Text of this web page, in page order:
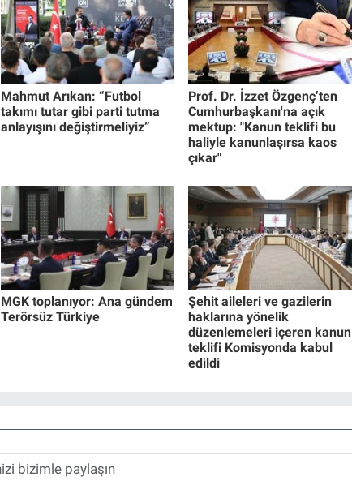
Mahmut Arıkan: “Futbol
takımı tutar gibi parti tutma
anlayışını değiştirmeliyiz”
Prof. Dr. İzzet Özgenç’ten
Cumhurbaşkanı'na açık
mektup: "Kanun teklifi bu
haliyle kanunlaşırsa kaos
çıkar"
MGK toplanıyor: Ana gündem
Terörsüz Türkiye
Şehit aileleri ve gazilerin
haklarına yönelik
düzenlemeleri içeren kanun
teklifi Komisyonda kabul
edildi